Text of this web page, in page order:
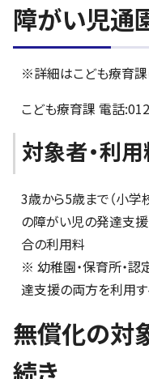
障がい児通
※詳細はこども療育課
こども療育課 電話
対象者・利
3歳から5歳まで（小学
の障がい児の発達支
合の利用料
※ 幼稚園・保育所・
達支援の両方を利用
無償化の対
続き